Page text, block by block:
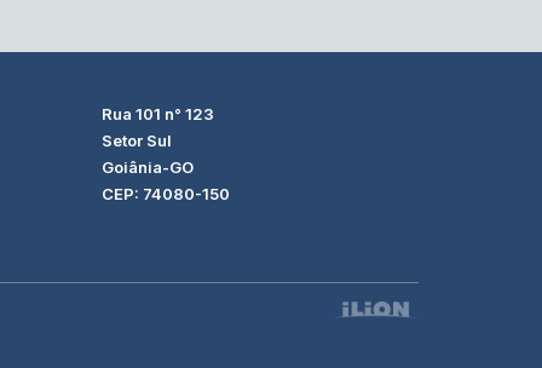
Rua 101 n° 123
Setor Sul
Goiânia-GO
CEP: 74080-150